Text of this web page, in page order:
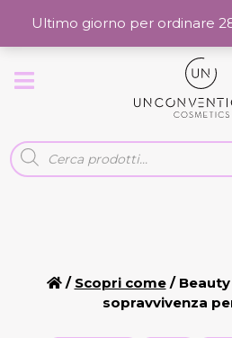
Spedizioni gratuite sopra i 50€
/ Scopri come/ Beauty
sopravvivenza
Ultimo giorno per ordinare